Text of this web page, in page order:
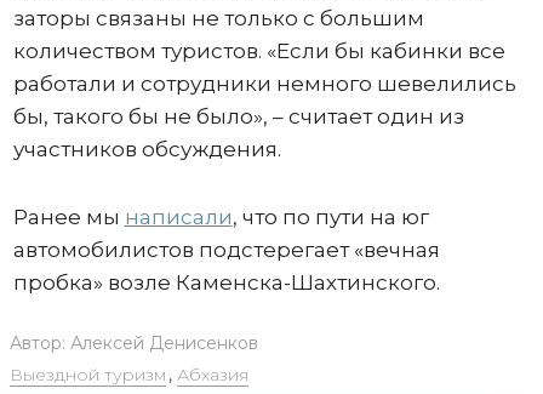
заторы связаны не только с большим
количеством туристов. «Если бы кабинки все
работали и сотрудники немного шевелились
бы, такого бы не было», – считает один из
участников обсуждения.
Ранее мы написали, что по пути на юг
автомобилистов подстерегает «вечная
пробка» возле Каменска-Шахтинского.
Автор: Алексей Денисенков
Выездной туризм , Абхазия